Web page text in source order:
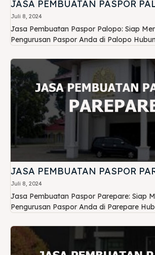
JASA PEMBUATAN PASPOR
Juli 8, 2024
Jasa Pembuatan Paspor Palopo: Siap
Pengurusan Paspor Anda di Palopo
JASA PEMBUATAN PASPOR
Juli 8, 2024
Jasa Pembuatan Paspor Parepare: Siap
Pengurusan Paspor Anda di Parepare